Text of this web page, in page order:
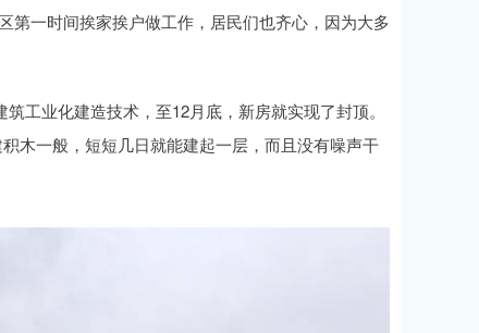
一时间挨家挨户做工作，居民们也齐心，因为大多
工业化建造技术，至12月底，新房就实现了封顶。
木一般，短短几日就能建起一层，而且没有噪声干